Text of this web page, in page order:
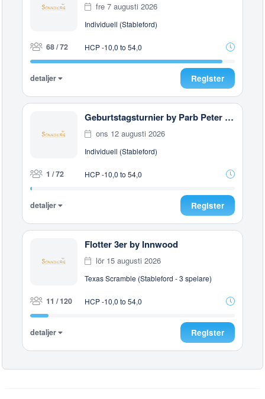
fre 7 augusti 2026
Individuell (Stableford)
68 / 72 HCP -10,0 to 54,0
detaljer Register
Geburtstagsturnier by Parb Peter & Stranzinger Gerhard
ons 12 augusti 2026
Individuell (Stableford)
1 / 72 HCP -10,0 to 54,0
detaljer Register
Flotter 3er by Innwood
lör 15 augusti 2026
Texas Scramble (Stableford - 3 spelare)
11 / 120 HCP -10,0 to 54,0
detaljer Register